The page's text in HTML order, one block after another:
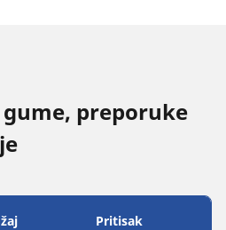
gume, preporuke
Pritisak